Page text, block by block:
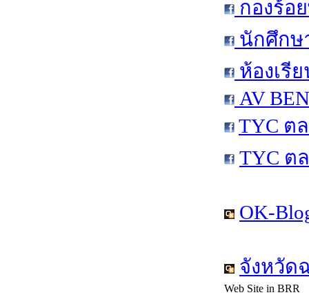
กองร้อ
นักศึกษ
ห้องเรี
AV
TYC ต
TYC ต
OK-
จังหวัด
Web Site in BRR